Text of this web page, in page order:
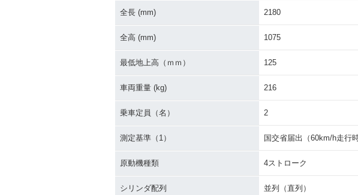
チェンジ
2016年 W800 Final Edi
tion・特別・限定仕様
Edition・特別・限定仕様
全長 (mm) 2180
全高 (mm) 1075
最低地上高（ｍｍ） 125
車両重量 (kg) 216
乗車定員（名） 2
測定基準（1） 国交省届出（60km/h走行時
原動機種類 4ストローク
シリンダ配列 並列（直列）